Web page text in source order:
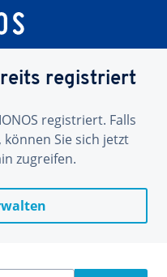
registriert
registriert. Falls
Sie sich jetzt
zugreifen.